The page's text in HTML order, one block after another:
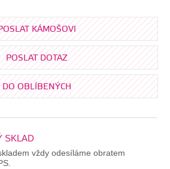
KÁMOŠOVI
POSLAT DOTAZ
DO OBLÍBENÝCH
SKLAD
vždy odesíláme obratem